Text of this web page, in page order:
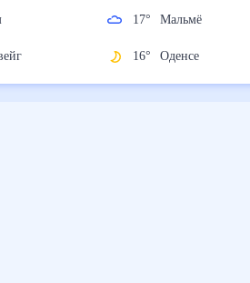
17° Мальмё
16° Оденсе